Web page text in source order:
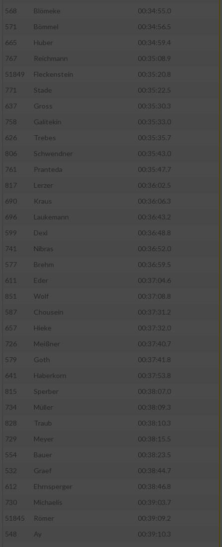
568
Blömeke
00:34:55.0
571
Bömmel
00:34:56.5
665
Huber
00:34:59.4
767
Reichmann
00:35:08.9
51849
Fleckenstein
00:35:20.8
771
Stade
00:35:22.5
637
Gross
00:35:30.3
758
Galitekin
00:35:33.0
626
Trebes
00:35:35.7
806
Schwendner
00:35:43.0
761
Pranteda
00:35:47.7
817
Lerzer
00:36:02.5
690
Kraus
00:36:06.3
696
Laukemann
00:36:43.2
599
Dexl
00:36:48.8
741
Nibras
00:36:52.0
577
Brehm
00:36:59.5
611
Eder
00:37:04.6
851
Wolf
00:37:08.8
587
Chousein
00:37:31.2
657
Hieke
00:37:32.0
726
Meißner
00:37:40.7
579
Goth
00:37:41.8
641
Haberkorn
00:37:53.8
815
Sperber
00:38:07.0
734
Müller
00:38:09.3
828
Traub
00:38:10.3
729
Meyer
00:38:15.5
554
Bauer
00:38:23.5
532
Graef
00:38:44.7
612
Ehrnsperger
00:38:46.8
730
Michaelis
00:39:03.7
51845
Römer
00:39:09.2
548
Ay
00:39:10.3